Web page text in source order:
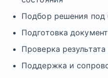
Подбор решения под
Подготовка
Проверка
Поддержка и